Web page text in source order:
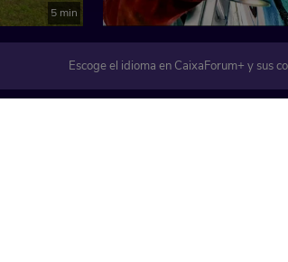
5 min
Escoge el idioma en CaixaForum+ y sus